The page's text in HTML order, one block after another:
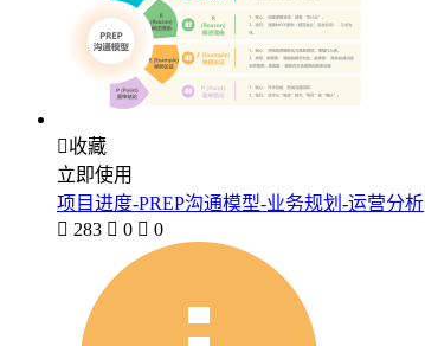
收藏
立即使用
项目进度-PREP沟通模型-业务规划-运营分析
 283  0  0